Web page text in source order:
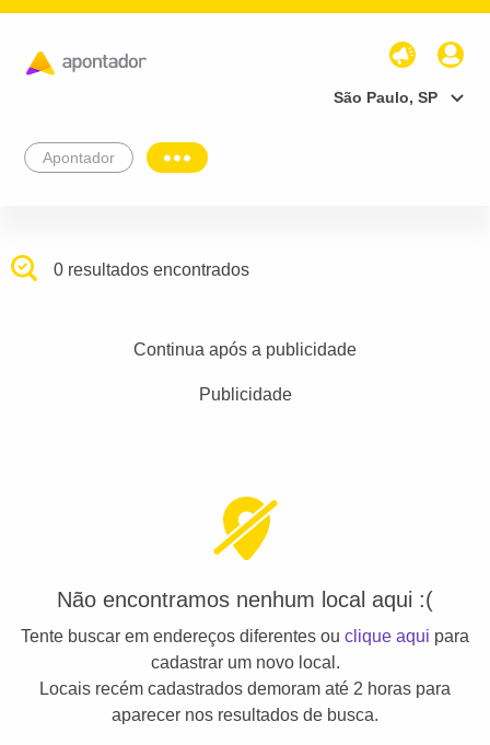
São Paulo, SP
Apontador
0 resultados encontrados
Continua após a publicidade
Publicidade
Não encontramos nenhum local aqui :(
Tente buscar em endereços diferentes ou clique aqui para
cadastrar um novo local.
Locais recém cadastrados demoram até 2 horas para
aparecer nos resultados de busca.